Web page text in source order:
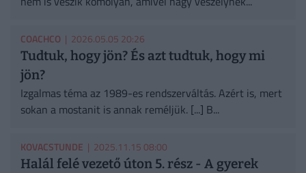
COACHCO | 2026.05.05 20:26
Tudtuk, hogy jön? És azt tudtuk, hogy mi
jön?
Izgalmas téma az 1989-es rendszerváltás. Azért is, mert
sokan a mostanit is annak reméljük. [...] B...
KOVACSTUNDE | 2025.11.15 08:00
Halál felé vezető úton 5. rész - A gyerek